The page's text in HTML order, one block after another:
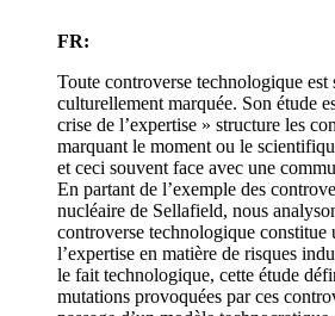
FR:
Toute controverse technologique est
culturellement marquée. Son étude
crise de l’expertise » structure les
marquant le moment ou le
et ceci souvent face avec une
En partant de l’exemple des
nucléaire de Sellafield, nous
controverse technologique constitue
l’expertise en matière de risques
le fait technologique, cette étude
mutations provoquées par ces